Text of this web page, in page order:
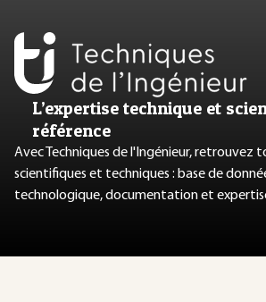
L’expertise technique et
référence
Avec Techniques de l'Ingénieur, retrouvez
scientifiques et techniques : base de
technologique, documentation et